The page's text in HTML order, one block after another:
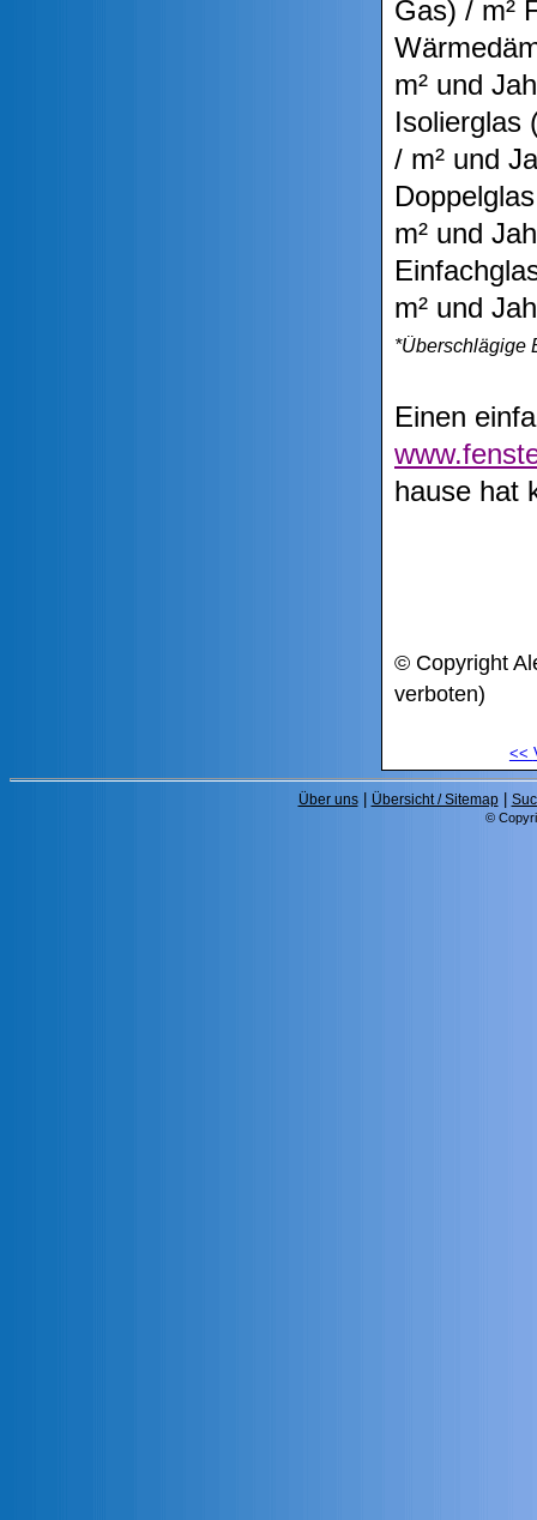
Gas) / m²
m² und
/ m² und
m² und
m² und
*Überschlägige
Einen
hause hat
© Copyright
verboten)
<<
Über uns| Übersicht / Sitemap|
©